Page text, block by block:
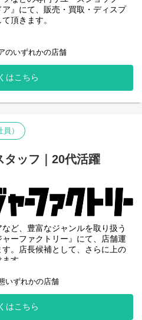
トレジャーファクトリー公式サイ
サイト「BRAND COLLECT公式
）など
ア』にて、販売・買取・ディスプ
頂きます。
のいずれかの店舗
はこちら
）
タッフ｜20代活躍
ど、豊富なジャンルを取り扱う
ーファクトリー』にて、店舗運
。店長候補として、さらに上の
す。
いずれかの店舗
はこちら